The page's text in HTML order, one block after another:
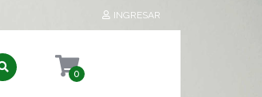
INGRESAR
0